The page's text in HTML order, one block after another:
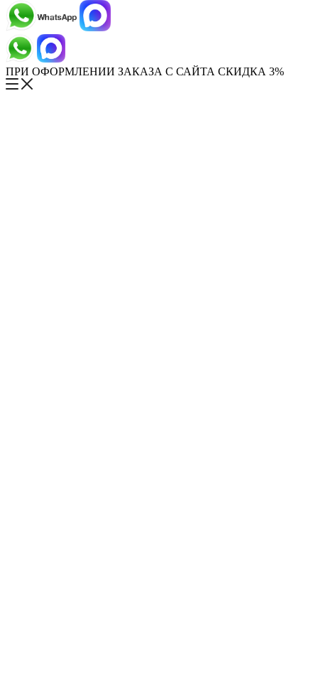
ПРИ ОФОРМЛЕНИИ ЗАКАЗА С САЙТА СКИДКА 3%